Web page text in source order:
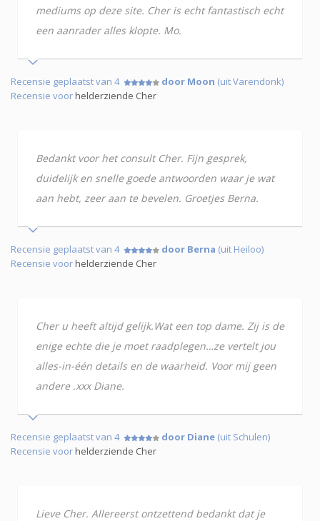
mediums op deze site. Cher is echt fantastisch echt
een aanrader alles klopte. Mo.
Recensie geplaatst van 4 door Moon (uit Varendonk)
Recensie voorhelderziende Cher
Bedankt voor het consult Cher. Fijn gesprek,
duidelijk en snelle goede antwoorden waar je wat
aan hebt, zeer aan te bevelen. Groetjes Berna.
Recensie geplaatst van 4 door Berna (uit Heiloo)
Recensie voorhelderziende Cher
Cher u heeft altijd gelijk.Wat een top dame. Zij is de
enige echte die je moet raadplegen…ze vertelt jou
alles-in-één details en de waarheid. Voor mij geen
andere .xxx Diane.
Recensie geplaatst van 4 door Diane (uit Schulen)
Recensie voorhelderziende Cher
Lieve Cher. Allereerst ontzettend bedankt dat je